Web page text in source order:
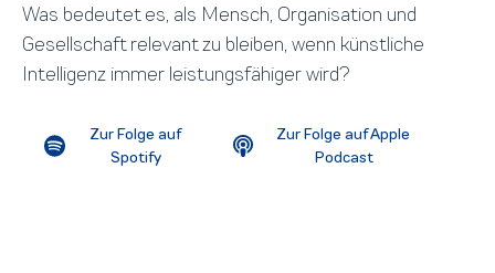
Was bedeutet es, als Mensch, Organisation und
Gesellschaft relevant zu bleiben, wenn künstliche
Intelligenz immer leistungsfähiger wird?
Zur Folge auf
Spotify
Zur Folge auf Apple
Podcast